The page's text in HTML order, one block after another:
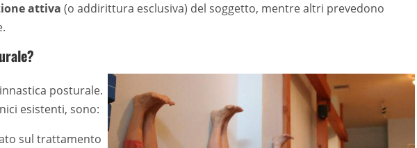
attiva (o addirittura esclusiva) del soggetto, mentre altri prevedono
posturale.
esistenti, sono:
sul trattamento